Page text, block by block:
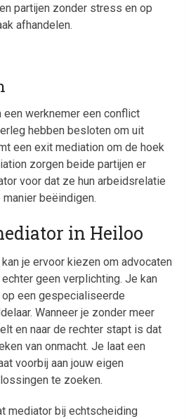
partijen zonder stress en op
afhandelen.
werknemer een conflict
hebben besloten om uit
een exit mediation om de hoek
zorgen beide partijen er
voor dat ze hun arbeidsrelatie
beëindigen.
in Heiloo
je ervoor kiezen om advocaten
geen verplichting. Je kan
een gespecialiseerde
Wanneer je zonder meer
en naar de rechter stapt is dat
van onmacht. Je laat een
voorbij aan jouw eigen
te zoeken.
mediator bij echtscheiding